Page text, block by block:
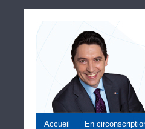
Accueil En